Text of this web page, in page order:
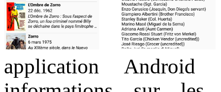
application